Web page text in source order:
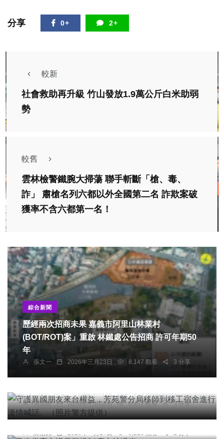
分享 0+ 2+
較新
社會救助再升級 竹山發放1.9萬公斤白米助弱
勢
較舊
雲林檢警鐵腕大掃蕩 聯手斬斷「槍、毒、
詐」 肅槍名列六都以外全國第二名 詐欺案破
獲率不含六都第一名！
綜合新聞
歷經兩次招商未果 嘉義市阿里山林業村
(BOT/ROT)案」重啟 林鐵處公告招商 許可年期50
年
張文一 2026年三月23日 8,147 觀看 3 分享
社會 綜合新聞 健康 文教
守護異國朋友來台權益，芳苑警分局移師到移工宿
周為政 2026年七月03日 6,452 觀看 3 分享
綜合新聞
民進黨高市議員擬提34席力拚過半
陳信銘 2026年一月17日 9,118 觀看 2 分享
社會 健康